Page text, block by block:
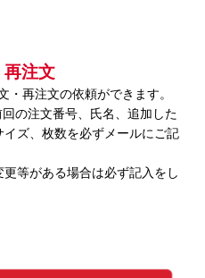
再注文
・再注文の依頼ができます。
の注文番号、氏名、追加した
ズ、枚数を必ずメールにご記
等がある場合は必ず記入をし